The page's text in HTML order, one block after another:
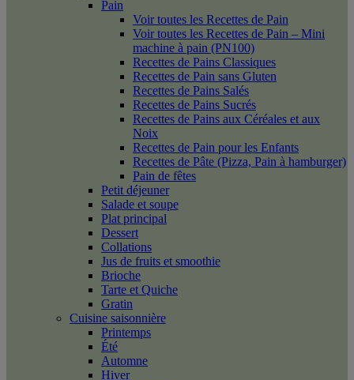
Pain
Voir toutes les Recettes de Pain
Voir toutes les Recettes de Pain – Mini
machine à pain (PN100)
Recettes de Pains Classiques
Recettes de Pain sans Gluten
Recettes de Pains Salés
Recettes de Pains Sucrés
Recettes de Pains aux Céréales et aux
Noix
Recettes de Pain pour les Enfants
Recettes de Pâte (Pizza, Pain à hamburger)
Pain de fêtes
Petit déjeuner
Salade et soupe
Plat principal
Dessert
Collations
Jus de fruits et smoothie
Brioche
Tarte et Quiche
Gratin
Cuisine saisonnière
Printemps
Été
Automne
Hiver